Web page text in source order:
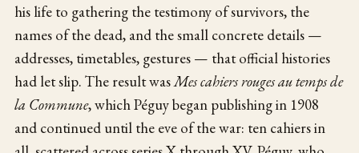
his life to gathering the testimony of survivors, the
names of the dead, and the small concrete details —
addresses, timetables, gestures — that official histories
had let slip. The result wasMes cahiers rouges au temps de
la Commune, which Péguy began publishing in 1908
and continued until the eve of the war: ten cahiers in